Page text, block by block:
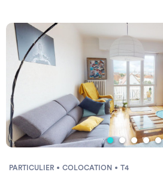
PARTICULIER COLOCATION T4